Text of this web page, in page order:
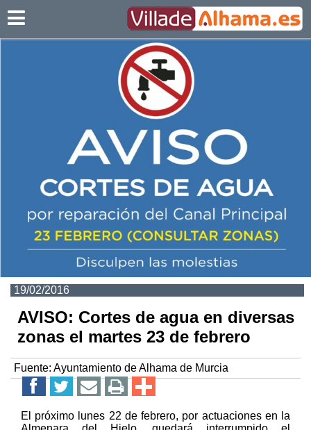
19/02/2016
AVISO: Cortes de agua en diversas
zonas el martes 23 de febrero
Fuente: Ayuntamiento de Alhama de Murcia
El próximo lunes 22 de febrero, por actuaciones en la